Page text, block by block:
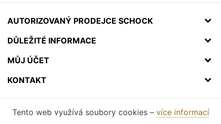
AUTORIZOVANÝ PRODEJCE SCHOCK
DŮLEŽITÉ INFORMACE
MŮJ ÚČET
KONTAKT
Tento web využívá soubory cookies – více informací